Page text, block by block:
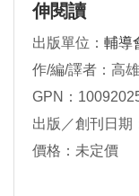
伸閱讀
出版單位： 輔導
作/編/譯者：高
GPN：
出版／創刊日期
價格：未定價